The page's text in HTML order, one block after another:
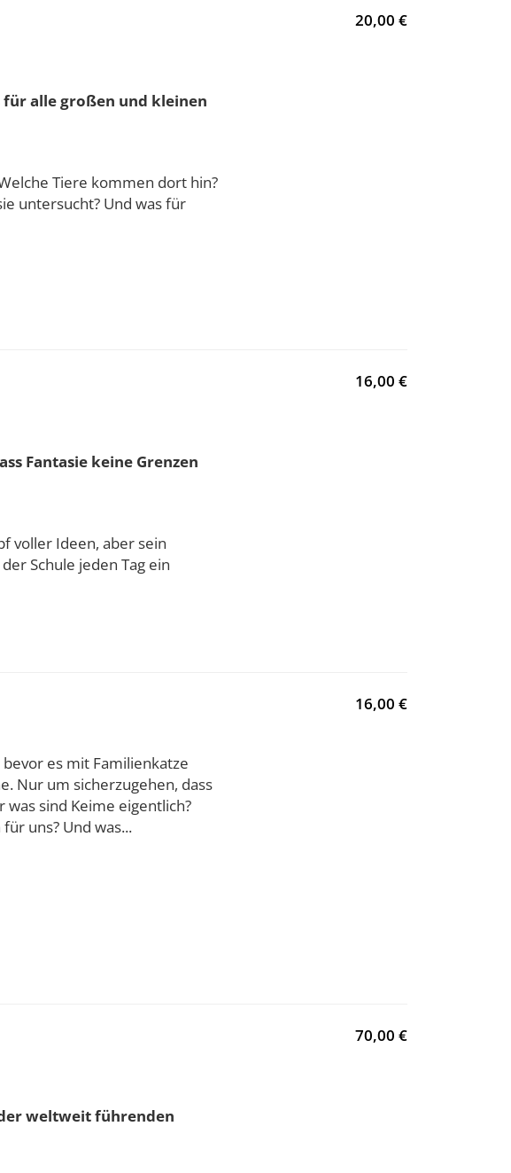
alle großen und kleinen
Tiere kommen dort hin?
untersucht? Und was für
20,00 €
Fantasie keine Grenzen
voller Ideen, aber sein
Schule jeden Tag ein
16,00 €
es mit Familienkatze
Nur um sicherzugehen, dass
sind Keime eigentlich?
uns? Und was...
16,00 €
weltweit führenden
70,00 €